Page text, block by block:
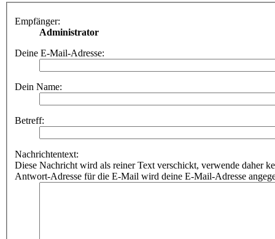
Empfänger:
Administrator
Deine E-Mail-Adresse:
Dein Name:
Betreff:
Nachrichtentext:
Diese Nachricht wird als reiner Text verschickt, verwende daher
Antwort-Adresse für die E-Mail wird deine E-Mail-Adresse